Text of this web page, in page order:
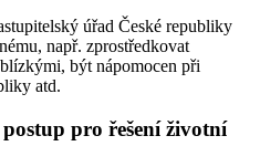
úřad České republiky
např. zprostředkovat
být nápomocen při
atd.
pro řešení životní